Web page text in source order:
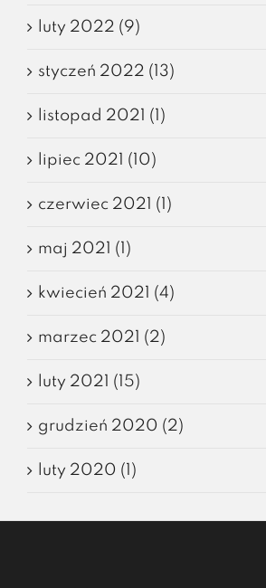
luty 2022 (9)
styczeń 2022 (13)
listopad 2021 (1)
lipiec 2021 (10)
czerwiec 2021 (1)
maj 2021 (1)
kwiecień 2021 (4)
marzec 2021 (2)
luty 2021 (15)
grudzień 2020 (2)
luty 2020 (1)